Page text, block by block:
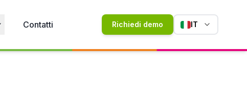
Contatti Richiedi demo IT